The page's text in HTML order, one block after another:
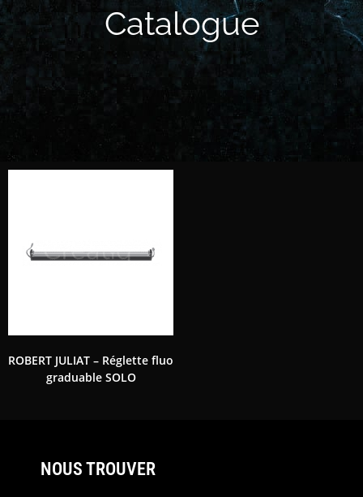
Catalogue
ROBERT JULIAT – Réglette fluo
graduable SOLO
NOUS TROUVER